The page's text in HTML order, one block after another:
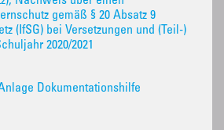
gemäß § 20 Absatz 9
(IfSG) bei Versetzungen und (Teil-)
2020/2021
Dokumentationshilfe